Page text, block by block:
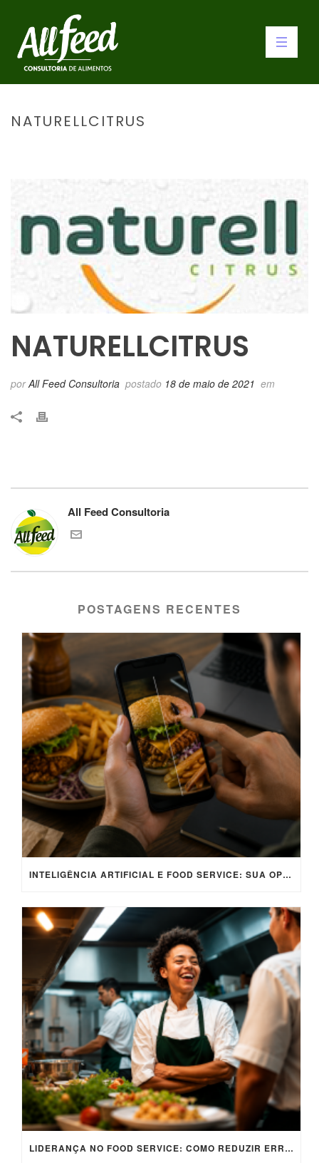
NATURELLCITRUS
NATURELLCITRUS
porAll Feed Consultoria postado 18 de maio de 2021 em
All Feed Consultoria
POSTAGENS RECENTES
INTELIGÊNCIA ARTIFICIAL E FOOD SERVICE: SUA OPERAÇÃO ESTÁ PREPARADA PARA SE DEFENDER DE FALSAS DENÚNCIAS?
LIDERANÇA NO FOOD SERVICE: COMO REDUZIR ERROS OPERACIONAIS?